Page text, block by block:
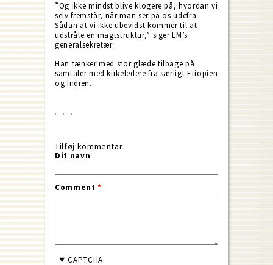
”Og ikke mindst blive klogere på, hvordan vi
selv fremstår, når man ser på os udefra.
Sådan at vi ikke ubevidst kommer til at
udstråle en magtstruktur,” siger LM’s
generalsekretær.
Han tænker med stor glæde tilbage på
samtaler med kirkeledere fra særligt Etiopien
og Indien.
Tilføj kommentar
Dit navn
Comment*
CAPTCHA